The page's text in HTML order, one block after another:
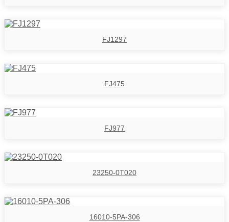
FJ1297
FJ475
FJ977
23250-0T020
16010-5PA-306